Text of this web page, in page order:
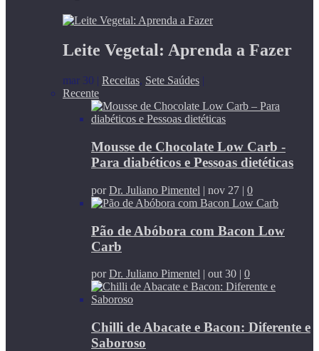
Leite Vegetal: Aprenda a Fazer
mar 30 | Receitas, Sete Saúdes |
Recente
Mousse de Chocolate Low Carb -
Para diabéticos e Pessoas dietéticas
porDr. Juliano Pimentel | nov 27 | 0
Pão de Abóbora com Bacon Low
Carb
porDr. Juliano Pimentel | out 30 | 0
Chilli de Abacate e Bacon: Diferente e
Saboroso